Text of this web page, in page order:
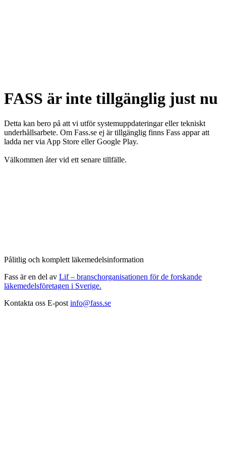
FASS är inte tillgänglig just nu
Detta kan bero på att vi utför systemuppdateringar eller tekniskt
underhållsarbete. Om Fass.se ej är tillgänglig finns Fass appar att
ladda ner via App Store eller Google Play.
Välkommen åter vid ett senare tillfälle.
Pålitlig och komplett läkemedelsinformation
Fass är en del av Lif – branschorganisationen för de forskande
läkemedelsföretagen i Sverige.
Kontakta oss E-post info@fass.se